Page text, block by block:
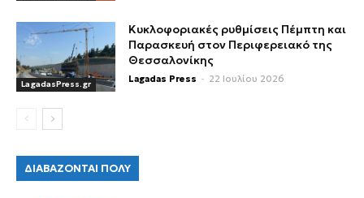
LagadasPress.gr
Κυκλοφοριακές ρυθμίσεις Πέμπτη και
Παρασκευή στον Περιφερειακό της
Θεσσαλονίκης
Lagadas Press - 22 Ιουλίου 2026
ΔΙΑΒΑΖΟΝΤΑΙ ΠΟΛΥ